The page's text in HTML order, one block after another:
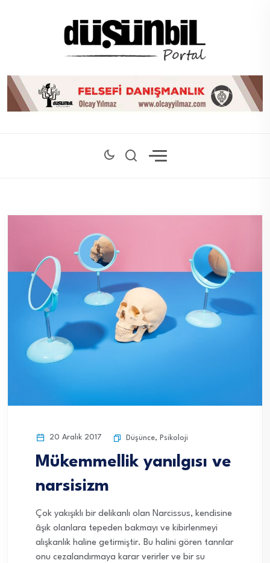
20 Aralık 2017 Düşünce, Psikoloji
Mükemmellik yanılgısı ve
narsisizm
Çok yakışıklı bir delikanlı olan Narcissus, kendisine
âşık olanlara tepeden bakmayı ve kibirlenmeyi
alışkanlık haline getirmiştir. Bu halini gören tanrılar
onu cezalandırmaya karar verirler ve bir su